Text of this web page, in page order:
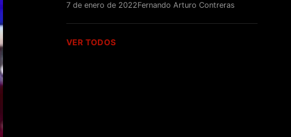
7 de enero de 2022Fernando Arturo Contreras
VER TODOS